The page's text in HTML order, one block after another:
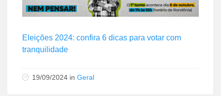
Eleições 2024: confira 6 dicas para votar com
tranquilidade
19/09/2024 in Geral